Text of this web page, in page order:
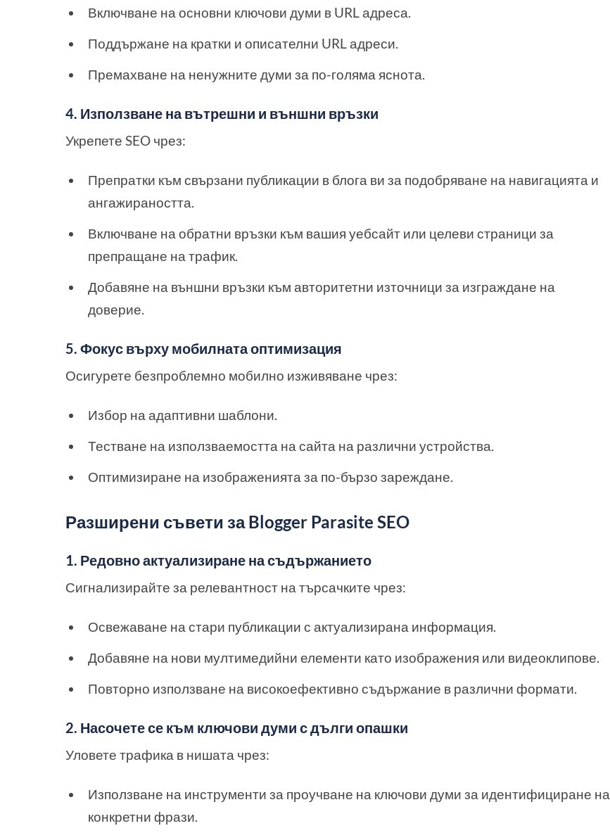
Включване на основни ключови думи в URL адреса.
Поддържане на кратки и описателни URL адреси.
Премахване на ненужните думи за по-голяма яснота.
4. Използване на вътрешни и външни връзки
Укрепете SEO чрез:
Препратки към свързани публикации в блога ви за подобряване на навигацията и
ангажираността.
Включване на обратни връзки към вашия уебсайт или целеви страници за
препращане на трафик.
Добавяне на външни връзки към авторитетни източници за изграждане на
доверие.
5. Фокус върху мобилната оптимизация
Осигурете безпроблемно мобилно изживяване чрез:
Избор на адаптивни шаблони.
Тестване на използваемостта на сайта на различни устройства.
Оптимизиране на изображенията за по-бързо зареждане.
Разширени съвети за Blogger Parasite SEO
1. Редовно актуализиране на съдържанието
Сигнализирайте за релевантност на търсачките чрез:
Освежаване на стари публикации с актуализирана информация.
Добавяне на нови мултимедийни елементи като изображения или видеоклипове.
Повторно използване на високоефективно съдържание в различни формати.
2. Насочете се към ключови думи с дълги опашки
Уловете трафика в нишата чрез:
Използване на инструменти за проучване на ключови думи за идентифициране на
конкретни фрази.